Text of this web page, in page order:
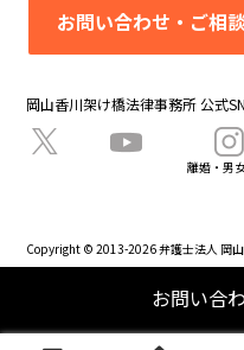
お問い合わせ・ご相
岡山香川架け橋法律事務所 公式
離婚・男
Copyright © 2013-2026 弁護士法人 岡
お問い合